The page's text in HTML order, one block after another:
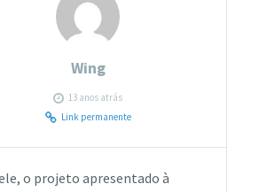
Wing
13 anos atrás
Link permanente
o projeto apresentado à